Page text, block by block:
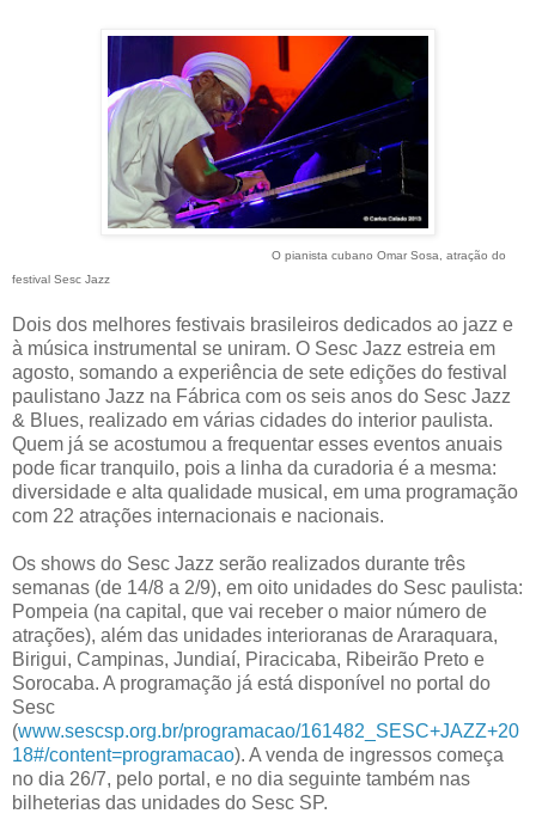
O pianista cubano Omar Sosa, atração do
festival Sesc Jazz
Dois dos melhores festivais brasileiros dedicados ao jazz e
à música instrumental se uniram. O Sesc Jazz estreia em
agosto, somando a experiência de sete edições do festival
paulistano Jazz na Fábrica com os seis anos do Sesc Jazz
& Blues, realizado em várias cidades do interior paulista.
Quem já se acostumou a frequentar esses eventos anuais
pode ficar tranquilo, pois a linha da curadoria é a mesma:
diversidade e alta qualidade musical, em uma programação
com 22 atrações internacionais e nacionais.
Os shows do Sesc Jazz serão realizados durante três
semanas (de 14/8 a 2/9), em oito unidades do Sesc paulista:
Pompeia (na capital, que vai receber o maior número de
atrações), além das unidades interioranas de Araraquara,
Birigui, Campinas, Jundiaí, Piracicaba, Ribeirão Preto e
Sorocaba. A programação já está disponível no portal do
Sesc
(www.sescsp.org.br/programacao/161482_SESC+JAZZ+20
18#/content=programacao). A venda de ingressos começa
no dia 26/7, pelo portal, e no dia seguinte também nas
bilheterias das unidades do Sesc SP.